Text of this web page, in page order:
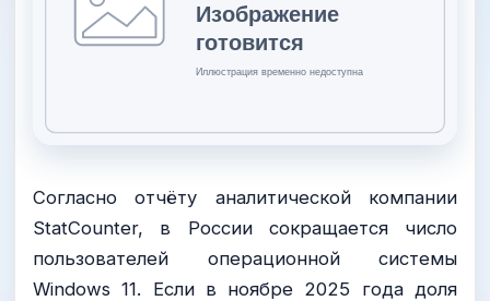
Согласно отчёту аналитической компании
StatCounter, в России сокращается число
пользователей операционной системы
Windows 11. Если в ноябре 2025 года доля